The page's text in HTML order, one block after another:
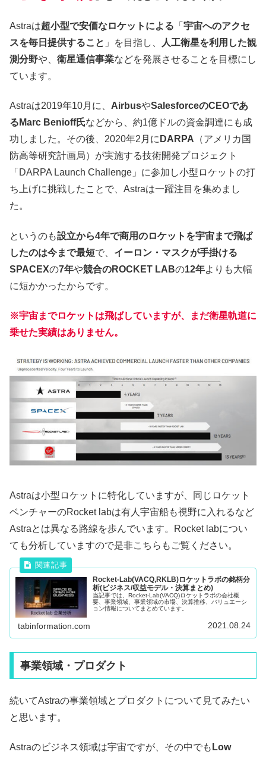
Astraは超小型で安価なロケットによる 「 宇宙へのアクセ
スを毎日提供すること 」を目指し、
人工衛星を利用した観
測分野や、 衛星通信事業などを発展させることを目標にし
ています。
Astraは2019年10月に、 AirbusやSalesforceのCEOであ
るMarc Benioff氏などから、約1億ドルの資金調達にも成
功しました。その後、2020年2月に DARPA （アメリカ国
防高等研究計画局）が実施する技術開発プロジェクト
「DARPA Launch Challenge」に参加し小型ロケットの打
ち上げに挑戦したことで、Astraは一躍注目を集めまし
た。
というのも設立から4年で商用のロケットを宇宙まで飛ば
したのは今まで最短で、 イーロン・マスクが手掛ける
SPACEXの7年や競合のROCKET LABの12年よりも大幅
に短かかったからです。
※宇宙までロケットは飛ばしていますが、まだ衛星軌道に
乗せた実績はありません。
Astraは小型ロケットに特化していますが、同じロケット
ベンチャーのRocket labは有人宇宙船も視野に入れるなど
Astraとは異なる路線を歩んでいます。Rocket labについ
ても分析していますので是非こちらもご覧ください。
Rocket-Lab(VACQ,RKLB)ロケットラボの銘柄分
析(ビジネス/収益モデル・決算まとめ)
当記事では、Rocket-Lab(VACQ)ロケットラボの会社概
要、事業領域、事業領域の市場、決算推移、バリュエーシ
ョン情報についてまとめています。
tabinformation.com 2021.08.24
事業領域・プロダクト
続いてAstraの事業領域とプロダクトについて見てみたい
と思います。
Astraのビジネス領域は宇宙ですが、その中でも Low